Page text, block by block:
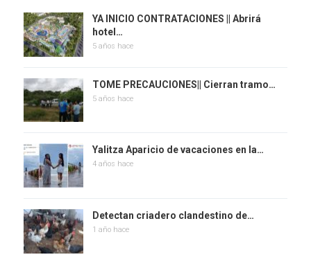
YA INICIO CONTRATACIONES || Abrirá
hotel…
5 años hace
TOME PRECAUCIONES|| Cierran tramo…
5 años hace
Yalitza Aparicio de vacaciones en la…
4 años hace
Detectan criadero clandestino de…
1 año hace